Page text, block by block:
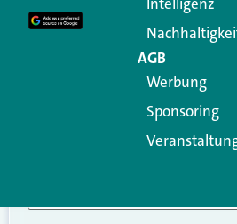
Kommentar
AGB
Werbung
Sponsoring